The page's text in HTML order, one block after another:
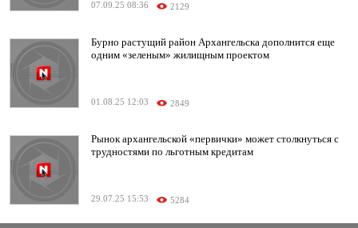
07.09.25 08:36 2129
Бурно растущий район Архангельска дополнится еще
одним «зеленым» жилищным проектом
01.08.25 12:03 2849
Рынок архангельской «первички» может столкнуться с
трудностями по льготным кредитам
29.07.25 15:53 5284